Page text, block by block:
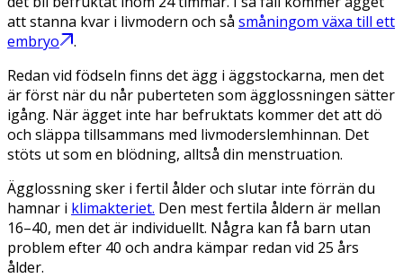
att stanna kvar i livmodern och så småningom växa till ett
embryo
.
Redan vid födseln finns det ägg i äggstockarna, men det
är först när du når puberteten som ägglossningen sätter
igång. När ägget inte har befruktats kommer det att dö
och släppa tillsammans med livmoderslemhinnan. Det
stöts ut som en blödning, alltså din menstruation.
Ägglossning sker i fertil ålder och slutar inte förrän du
hamnar i klimakteriet. Den mest fertila åldern är mellan
16–40, men det är individuellt. Några kan få barn utan
problem efter 40 och andra kämpar redan vid 25 års
ålder.